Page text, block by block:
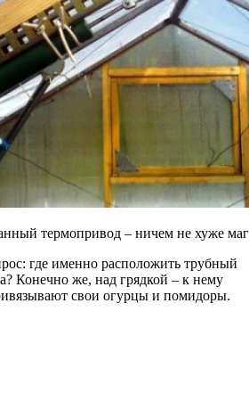
термопривод – ничем не хуже
где именно расположить трубный
Конечно же, над грядкой – к нему
свои огурцы и помидоры.